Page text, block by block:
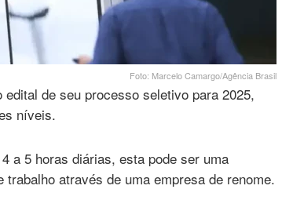
Foto: Marcelo Camargo/Agência Brasil
edital de seu processo seletivo para 2025,
níveis.
a 5 horas diárias, esta pode ser uma
através de uma empresa de renome.